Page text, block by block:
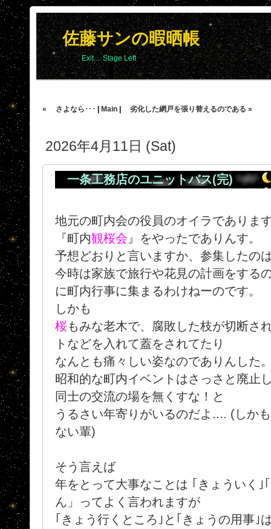
佐藤サンの暇晒帳
Exit.... Stage Left
« さよなら･･･ Main 劣化した網戸を張り替えるのである »
2026年4月11日 (Sat)
一条工務店のユニットバス(完)
地元の町内会の役員のオイラでありま
『町内観桜会 』をやったでありんす。
予想どおりと言いますか、参集したの
今時は家族で旅行や花見の計画をする
に町内行事に集まるわけねーのです。
しかも
桜もみな老木で、腐敗した枝が切断さ
トなどを入れて蓋をされてたり
なんとも痛々しい姿なのでありんした
昭和的な町内イベントはさっさと廃止
同士の交流の場を無くすな！と
うるさい年寄りがいるのだよ.... (しか
ない輩)
そう言えば
年をとって大事なことは ｢きょういく｣
ん」ってよく言われますが
｢きょう行くところ｣と｢きょうの用事｣